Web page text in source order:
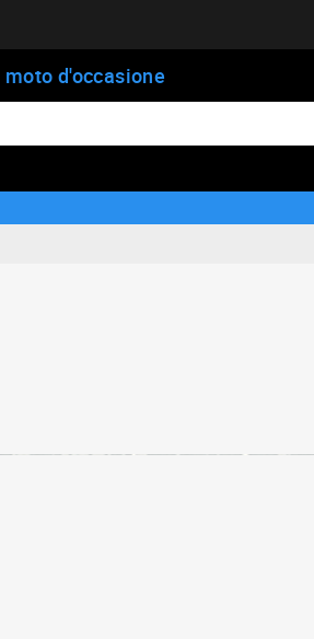
moto d'occasione